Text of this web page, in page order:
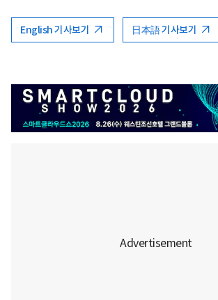
English 기사보기 日本語 기사보기